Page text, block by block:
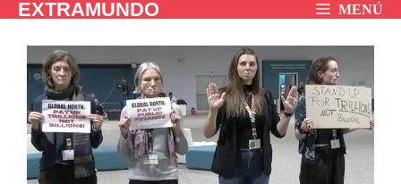
Saltar
contenido
EXTRAMUNDO MENÚ